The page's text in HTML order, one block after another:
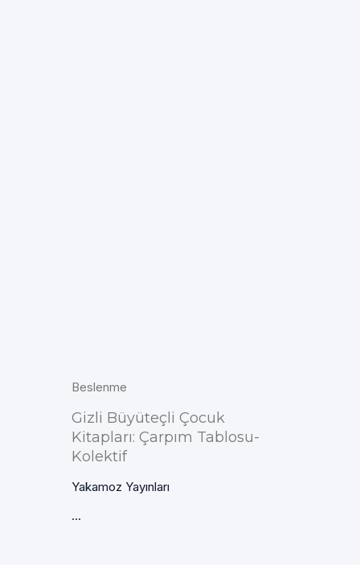
Beslenme
Gizli Büyüteçli Çocuk
Kitapları: Çarpım Tablosu-
Kolektif
Yakamoz Yayınları
...